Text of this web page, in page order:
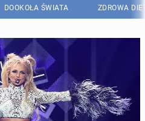
DOOKOŁA ŚWIATA ZDROWA